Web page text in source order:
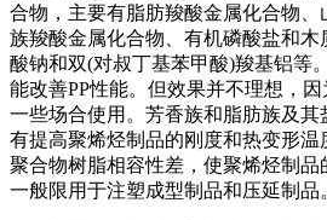
合物，主要有脂肪羧酸金属化合物
族羧酸金属化合物、有机磷酸盐和木
酸钠和双(对叔丁基苯甲酸)羧基铝等
能改善PP性能。但效果并不理想，
一些场合使用。芳香族和脂肪族及其
有提高聚烯烃制品的刚度和热变形
聚合物树脂相容性差，使聚烯烃制品
一般限用于注塑成型制品和压延制品